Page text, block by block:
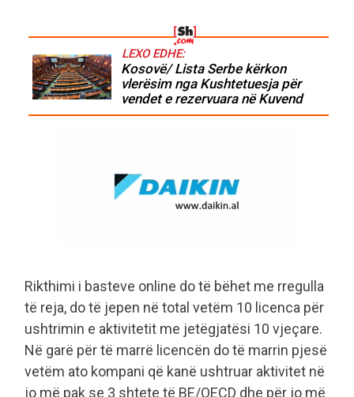
LEXO EDHE:
Kosovë/ Lista Serbe kërkon
vlerësim nga Kushtetuesja për
vendet e rezervuara në Kuvend
Rikthimi i basteve online do të bëhet me rregulla
të reja, do të jepen në total vetëm 10 licenca për
ushtrimin e aktivitetit me jetëgjatësi 10 vjeçare.
Në garë për të marrë licencën do të marrin pjesë
vetëm ato kompani që kanë ushtruar aktivitet në
jo më pak se 3 shtete të BE/OECD dhe për jo më